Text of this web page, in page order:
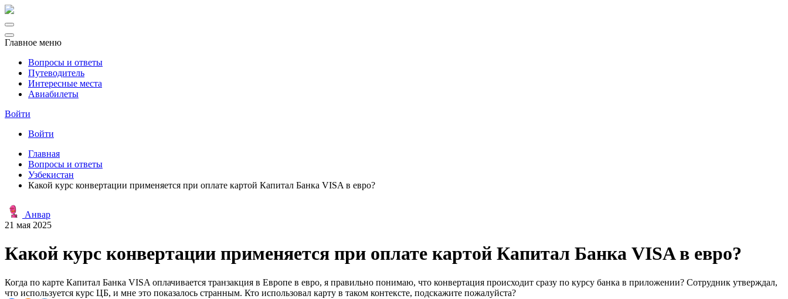
Главное меню
Вопросы и ответы
Путеводитель
Интересные места
Авиабилеты
Войти
Войти
Главная
Вопросы и ответы
Узбекистан
Какой курс конвертации применяется при оплате картой Капитал Банка VISA в евро?
Анвар
21 мая 2025
Какой курс конвертации применяется при оплате картой Капитал Банка VISA в евро?
Когда по карте Капитал Банка VISA оплачивается транзакция в Европе в евро, я правильно понимаю, что конвертация происходит сразу по курсу банка в приложении? Сотрудник утверждал,
что используется курс ЦБ, и мне это показалось странным. Кто использовал карту в таком контексте, подскажите пожалуйста?